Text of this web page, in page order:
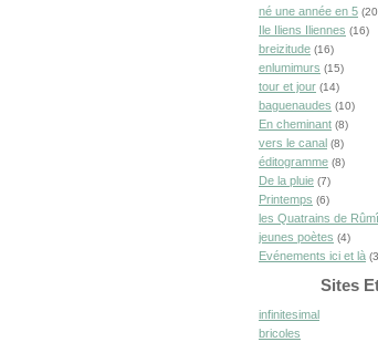
né une année en 5
Ile Iliens Iliennes (16)
breizitude (16)
enlumimurs (15)
tour et jour (14)
baguenaudes (10)
En cheminant (8)
vers le canal (8)
éditogramme (8)
De la pluie (7)
Printemps (6)
les Quatrains de Rûmî
jeunes poètes (4)
Evénements ici et là
Sites
infinitesimal
bricoles